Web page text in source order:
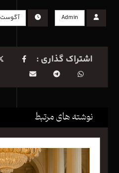
Admin آگوست ۱۰, ۲۰۲۴
نوشته های مرتبط